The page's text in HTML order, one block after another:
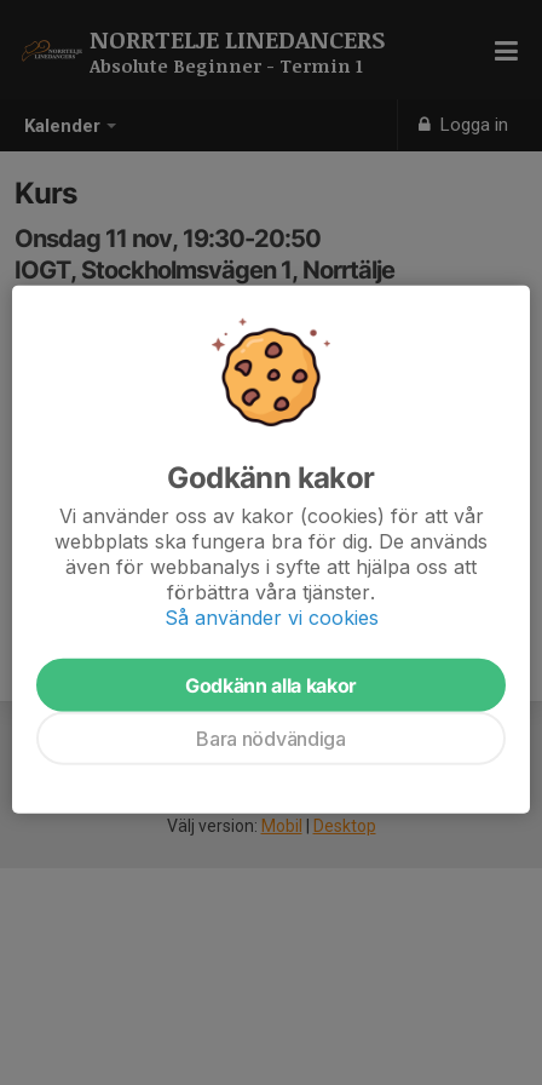
Kalender Logga in
NORRTELJE LINEDANCERS
Absolute Beginner - Termin 1
Kurs
Onsdag 11 nov, 19:30-20:50
IOGT, Stockholmsvägen 1, Norrtälje
Välj version: Mobil Desktop
Godkänn kakor
Vi använder oss av kakor (cookies) för att vår
webbplats ska fungera bra för dig. De används
även för webbanalys i syfte att hjälpa oss att
förbättra våra tjänster.
Så använder vi cookies
Godkänn alla kakor
Bara nödvändiga